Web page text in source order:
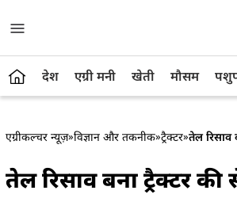
देश एग्री मनी खेती मौसम
एग्रीकल्चर न्यूज़»विज्ञान और तकनीक»ट्रैक्टर»तेल रिसाव
तेल रिसाव बना ट्रैक्टर